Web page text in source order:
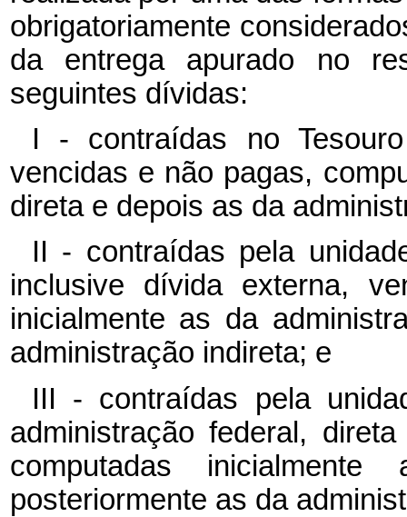
obrigatoriamente
da entrega apurado no
seguintes dívidas:
I - contraídas no
vencidas e não pagas,
direta e depois as da
II - contraídas pela
inclusive dívida externa,
inicialmente as da
administração indireta; e
III - contraídas pela
administração federal,
computadas
posteriormente as da